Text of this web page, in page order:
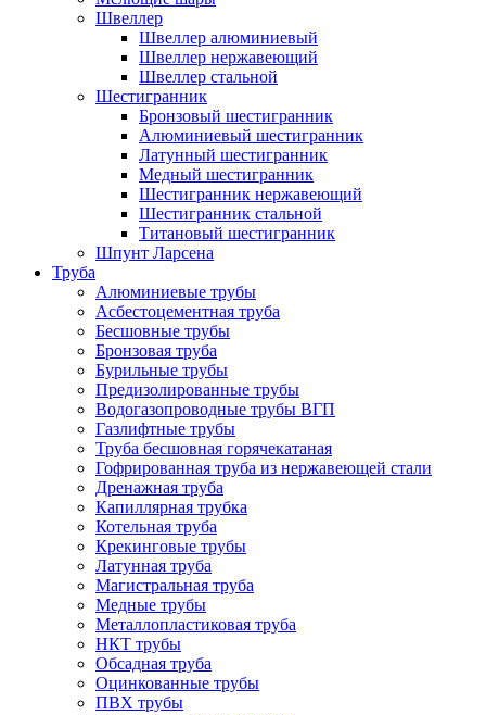
Швеллер
Швеллер алюминиевый
Швеллер нержавеющий
Швеллер стальной
Шестигранник
Бронзовый шестигранник
Алюминиевый шестигранник
Латунный шестигранник
Медный шестигранник
Шестигранник нержавеющий
Шестигранник стальной
Титановый шестигранник
Шпунт Ларсена
Труба
Алюминиевые трубы
Асбестоцементная труба
Бесшовные трубы
Бронзовая труба
Бурильные трубы
Предизолированные трубы
Водогазопроводные трубы ВГП
Газлифтные трубы
Труба бесшовная горячекатаная
Гофрированная труба из нержавеющей стали
Дренажная труба
Капиллярная трубка
Котельная труба
Крекинговые трубы
Латунная труба
Магистральная труба
Медные трубы
Металлопластиковая труба
НКТ трубы
Обсадная труба
Оцинкованные трубы
ПВХ трубы